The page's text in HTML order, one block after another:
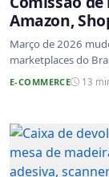
Amazon,
atualizadas
Março de 2026
marketplaces do
E-COMMERCE 13